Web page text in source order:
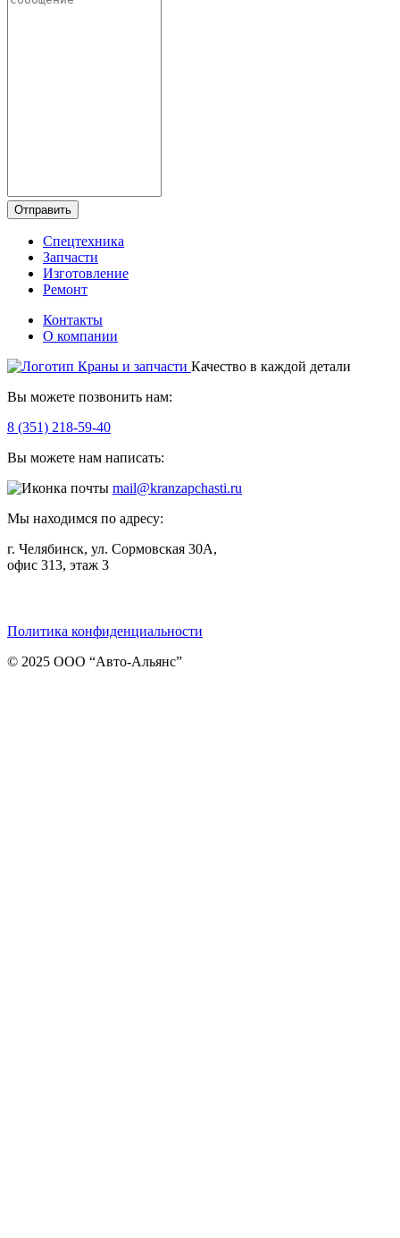
Отправить
Спецтехника
Запчасти
Изготовление
Ремонт
Контакты
О компании
Качество в каждой детали
Вы можете позвонить нам:
8 (351) 218-59-40
Вы можете нам написать:
mail@kranzapchasti.ru
Мы находимся по адресу:
г. Челябинск, ул. Сормовская 30А,
офис 313, этаж 3
Политика конфиденциальности
© 2025 ООО “Авто-Альянс”